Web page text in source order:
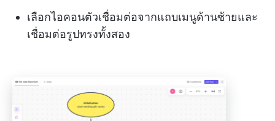
เลือกไอคอนตัวเชื่อมต่อจากแถบเมนูด้านซ้ายและ
เชื่อมต่อรูปทรงทั้งสอง